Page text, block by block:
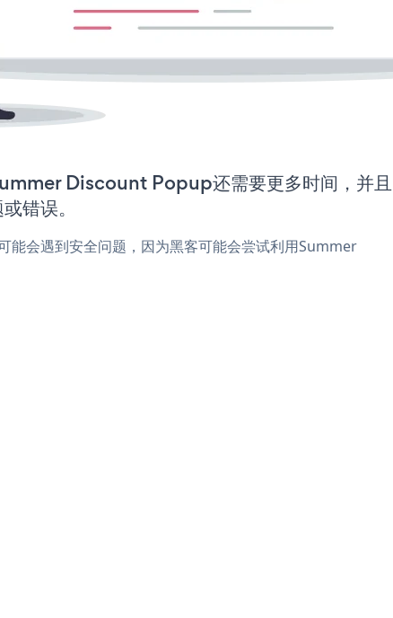
Discount Popup还需要更多时间，并且
错误。
能会遇到安全问题，因为黑客可能会尝试利用Summer